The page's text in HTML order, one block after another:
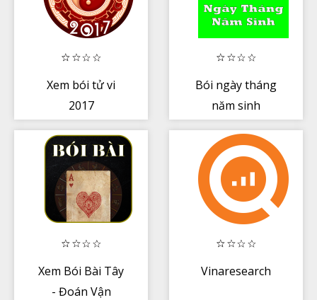
Xem bói tử vi
2017
Bói ngày tháng
năm sinh
Xem Bói Bài Tây
- Đoán Vận
Vinaresearch